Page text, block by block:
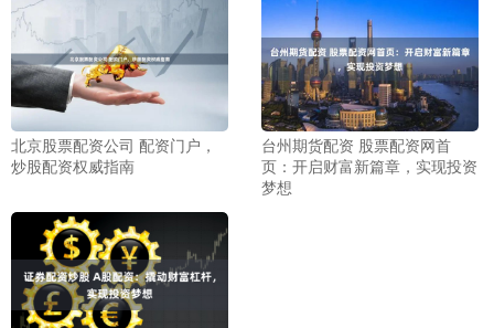
北京股票配资公司 配资门户，
炒股配资权威指南
台州期货配资 股票配资网首
页：开启财富新篇章，实现投资
梦想